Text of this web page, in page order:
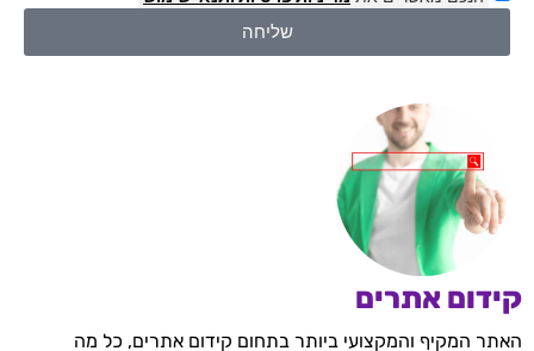
שליחה
קידום אתרים
האתר המקיף והמקצועי ביותר בתחום קידום אתרים, כל מה